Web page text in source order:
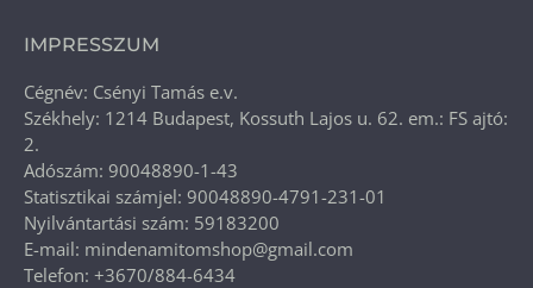
IMPRESSZUM
Cégnév: Csényi Tamás e.v.
Székhely: 1214 Budapest, Kossuth Lajos u. 62. em.: FS ajtó:
2.
Adószám: 90048890-1-43
Statisztikai számjel: 90048890-4791-231-01
Nyilvántartási szám: 59183200
E-mail: mindenamitomshop@gmail.com
Telefon: +3670/884-6434